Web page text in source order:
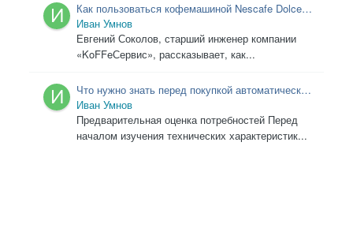
Как пользоваться кофемашиной Nescafe Dolce
Gusto: простые правила вкусного кофе
Иван Умнов
Евгений Соколов, старший инженер компании
«KoFFeСервис», рассказывает, как...
Что нужно знать перед покупкой автоматической
кофемашины: руководство сервисного
специалиста
Иван Умнов
Предварительная оценка потребностей Перед
началом изучения технических характеристик...